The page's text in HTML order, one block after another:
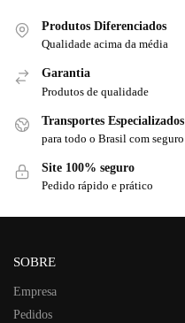
Produtos Diferenciados
Qualidade acima da média
Garantia
Produtos de qualidade
Transportes Especializados
para todo o Brasil com seguro
Site 100% seguro
Pedido rápido e prático
SOBRE
Empresa
Pedidos